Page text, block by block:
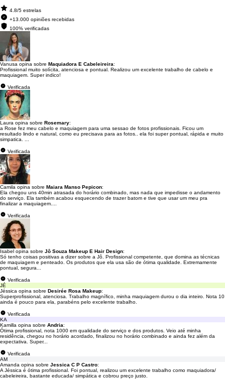
4.8/5 estrelas
+13.000 opiniões recebidas
100% verificadas
Vanusa opina sobre Maquiadora E Cabeleireira:
Profissional muito solícita, atenciosa e pontual. Realizou um excelente trabalho de cabelo e
maquiagem. Super indico!
Verificada
Laura opina sobre Rosemary:
a Rose fez meu cabelo e maquiagem para uma sessao de fotos profissionais. Ficou um
resultado lindo e natural, como eu precisava para as fotos.. ela foi super pontual, rápida e muito
simpatica. ...
Verificada
Camila opina sobre Maiara Manso Pepicon:
Ela chegou uns 40min atrasada do horário combinado, mas nada que impedisse o andamento
do serviço. Ela também acabou esquecendo de trazer batom e tive que usar um meu pra
finalizar a maquiagem....
Verificada
Isabel opina sobre Jô Souza Makeup E Hair Design:
Só tenho coisas positivas a dizer sobre a Jô. Profissional competente, que domina as técnicas
de maquiagem e penteado. Os produtos que ela usa são de ótima qualidade. Extremamente
pontual, segura...
Verificada
JÉ
Jéssica opina sobre Desirée Rosa Makeup:
Superprofissional, atenciosa. Trabalho magnífico, minha maquiagem durou o dia inteiro. Nota 10
ainda é pouco para ela, parabéns pelo excelente trabalho.
Verificada
KA
Kamilla opina sobre Andria:
Ótima profissional, nota 1000 em qualidade do serviço e dos produtos. Veio até minha
residência, chegou no horário acordado, finalizou no horário combinado e ainda fez além da
expectativa. Super...
Verificada
AM
Amanda opina sobre Jessica C P Castro:
A Jéssica é ótima profissional. Foi pontual, realizou um excelente trabalho como maquiadora/
cabeleireira, bastante educada/ simpática e cobrou preço justo.